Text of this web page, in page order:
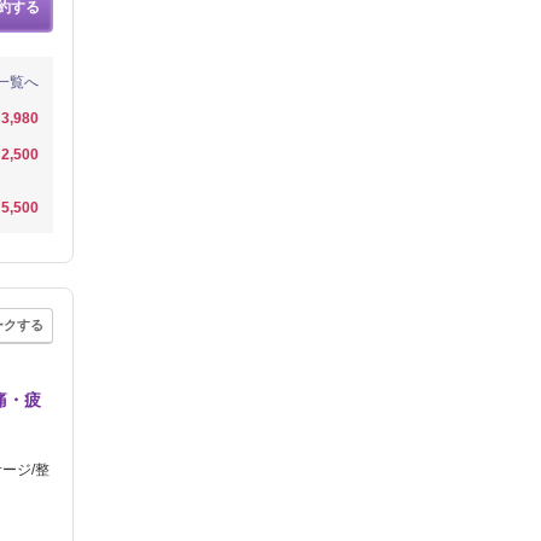
する
覧へ
する
・疲
ジ/整